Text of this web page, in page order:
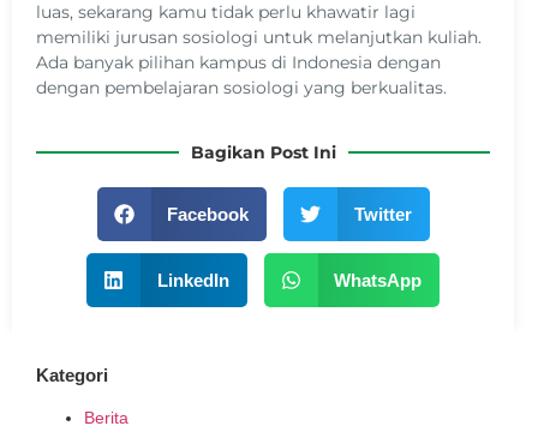
luas, sekarang kamu tidak perlu khawatir lagi
memiliki jurusan sosiologi untuk melanjutkan kuliah.
Ada banyak pilihan kampus di Indonesia dengan
dengan pembelajaran sosiologi yang berkualitas.
Bagikan Post Ini
Facebook Twitter
LinkedIn WhatsApp
Kategori
Berita